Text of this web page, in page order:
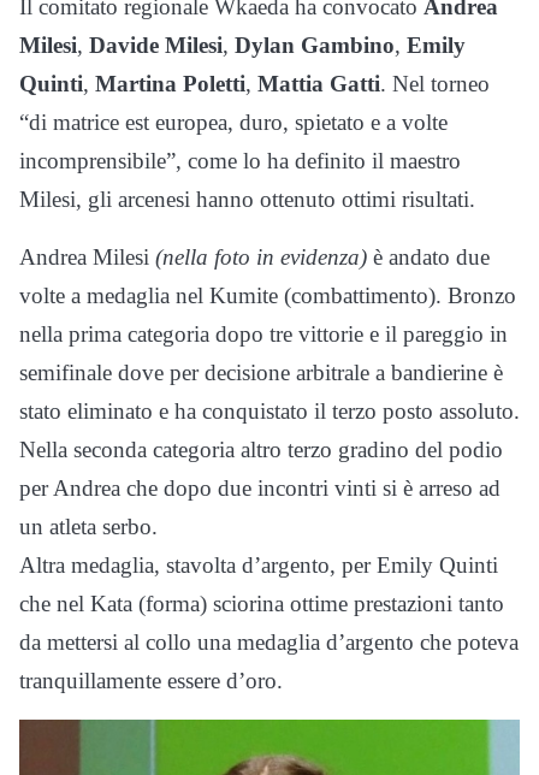
Il comitato regionale Wkaeda ha convocato Andrea
Milesi, Davide Milesi, Dylan Gambino, Emily
Quinti, Martina Poletti, Mattia Gatti. Nel torneo
“di matrice est europea, duro, spietato e a volte
incomprensibile”, come lo ha definito il maestro
Milesi, gli arcenesi hanno ottenuto ottimi risultati.
Andrea Milesi (nella foto in evidenza) è andato due
volte a medaglia nel Kumite (combattimento). Bronzo
nella prima categoria dopo tre vittorie e il pareggio in
semifinale dove per decisione arbitrale a bandierine è
stato eliminato e ha conquistato il terzo posto assoluto.
Nella seconda categoria altro terzo gradino del podio
per Andrea che dopo due incontri vinti si è arreso ad
un atleta serbo.
Altra medaglia, stavolta d’argento, per Emily Quinti
che nel Kata (forma) sciorina ottime prestazioni tanto
da mettersi al collo una medaglia d’argento che poteva
tranquillamente essere d’oro.